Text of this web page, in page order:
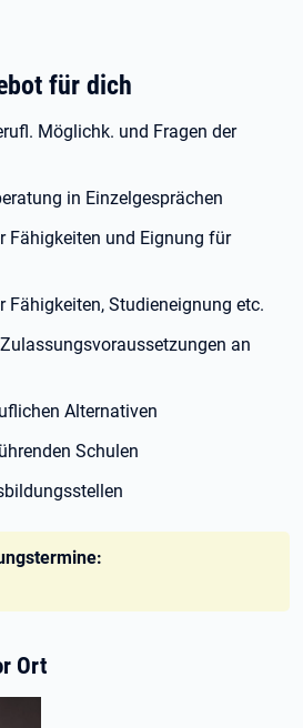
für dich
Möglichk. und Fragen der
in Einzelgesprächen
Fähigkeiten und Eignung für
Fähigkeiten, Studieneignung etc.
an
Alternativen
Schulen
Ort